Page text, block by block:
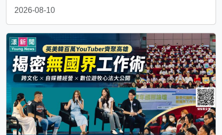
2026-08-10